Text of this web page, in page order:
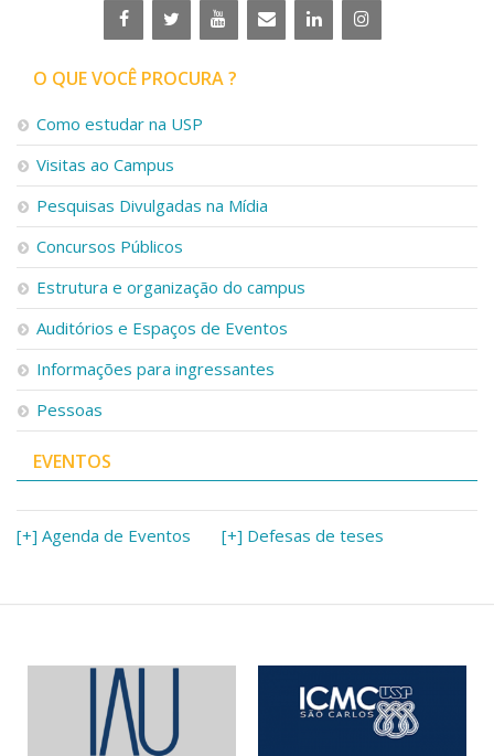
Linhas de Pesquisa
Centros, Núcleos e Projetos em Rede
Iniciação Científica
Empresas Juniores
Extensão à Comunidade
Projetos, Programas e Cursos
Artes, Cultura e Esportes
Museus e Espaços Interativos
Serviços
Bibliotecas
Apoio ao Estudante
Segurança, Trânsito e Prevenção
RH, Administrativo e Financeiro
Outros serviços
Comunicação
Assessorias e Mídias
Aplicativos e Sites
Jornal da USP
Agenda de Eventos
O QUE VOCÊ PROCURA ?
Como estudar na USP
Visitas ao Campus
Pesquisas Divulgadas na Mídia
Concursos Públicos
Estrutura e organização do campus
Auditórios e Espaços de Eventos
Informações para ingressantes
Pessoas
EVENTOS
[+] Agenda de Eventos [+] Defesas de teses